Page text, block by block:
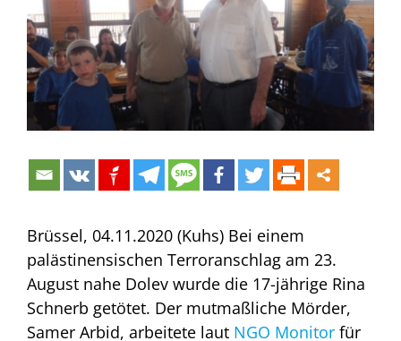
Brüssel, 04.11.2020 (Kuhs) Bei einem
palästinensischen Terroranschlag am 23.
August nahe Dolev wurde die 17-jährige Rina
Schnerb getötet. Der mutmaßliche Mörder,
Samer Arbid, arbeitete laut NGO Monitor für